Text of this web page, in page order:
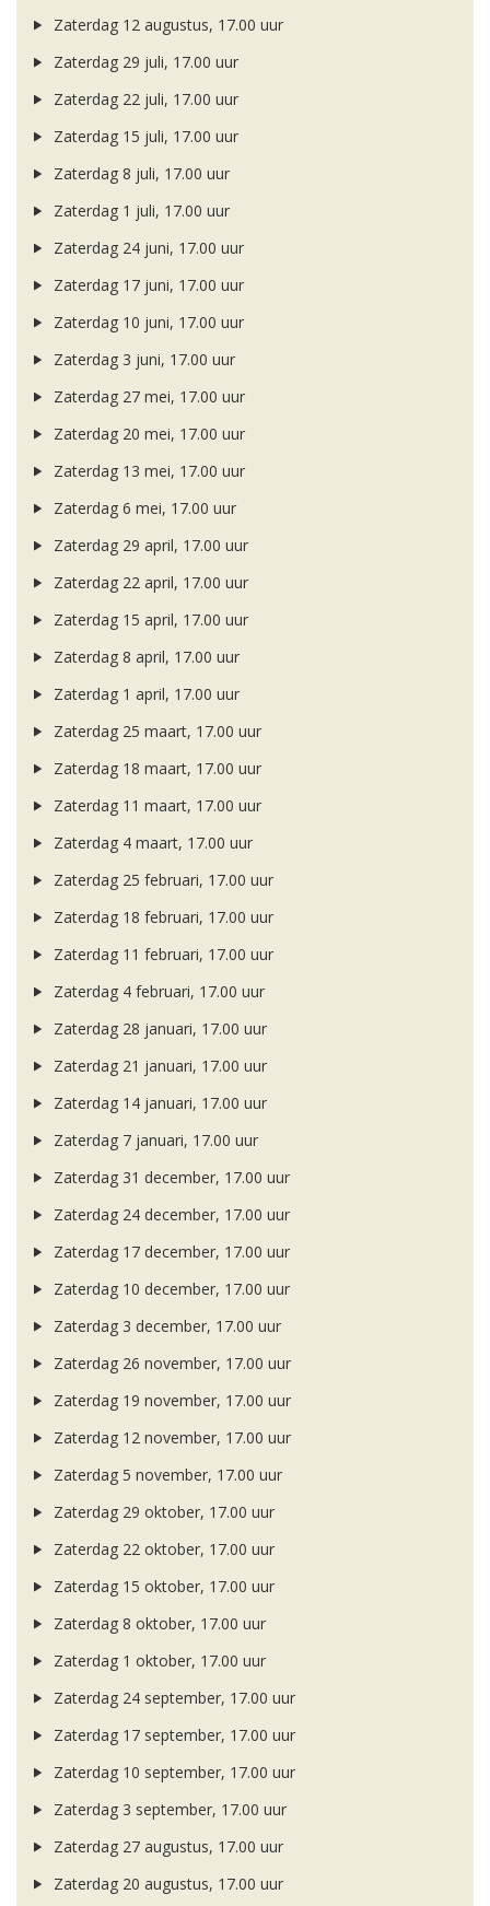
Zaterdag 12 augustus, 17.00 uur
Zaterdag 29 juli, 17.00 uur
Zaterdag 22 juli, 17.00 uur
Zaterdag 15 juli, 17.00 uur
Zaterdag 8 juli, 17.00 uur
Zaterdag 1 juli, 17.00 uur
Zaterdag 24 juni, 17.00 uur
Zaterdag 17 juni, 17.00 uur
Zaterdag 10 juni, 17.00 uur
Zaterdag 3 juni, 17.00 uur
Zaterdag 27 mei, 17.00 uur
Zaterdag 20 mei, 17.00 uur
Zaterdag 13 mei, 17.00 uur
Zaterdag 6 mei, 17.00 uur
Zaterdag 29 april, 17.00 uur
Zaterdag 22 april, 17.00 uur
Zaterdag 15 april, 17.00 uur
Zaterdag 8 april, 17.00 uur
Zaterdag 1 april, 17.00 uur
Zaterdag 25 maart, 17.00 uur
Zaterdag 18 maart, 17.00 uur
Zaterdag 11 maart, 17.00 uur
Zaterdag 4 maart, 17.00 uur
Zaterdag 25 februari, 17.00 uur
Zaterdag 18 februari, 17.00 uur
Zaterdag 11 februari, 17.00 uur
Zaterdag 4 februari, 17.00 uur
Zaterdag 28 januari, 17.00 uur
Zaterdag 21 januari, 17.00 uur
Zaterdag 14 januari, 17.00 uur
Zaterdag 7 januari, 17.00 uur
Zaterdag 31 december, 17.00 uur
Zaterdag 24 december, 17.00 uur
Zaterdag 17 december, 17.00 uur
Zaterdag 10 december, 17.00 uur
Zaterdag 3 december, 17.00 uur
Zaterdag 26 november, 17.00 uur
Zaterdag 19 november, 17.00 uur
Zaterdag 12 november, 17.00 uur
Zaterdag 5 november, 17.00 uur
Zaterdag 29 oktober, 17.00 uur
Zaterdag 22 oktober, 17.00 uur
Zaterdag 15 oktober, 17.00 uur
Zaterdag 8 oktober, 17.00 uur
Zaterdag 1 oktober, 17.00 uur
Zaterdag 24 september, 17.00 uur
Zaterdag 17 september, 17.00 uur
Zaterdag 10 september, 17.00 uur
Zaterdag 3 september, 17.00 uur
Zaterdag 27 augustus, 17.00 uur
Zaterdag 20 augustus, 17.00 uur